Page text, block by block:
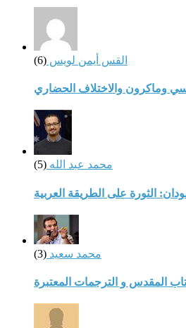
القس أيمن لويس (6)
وماكرون والاختلاف الحضاري
محمد عبد الله (5)
الثورة على الطريقة العربية
محمد سعيد (3)
المقدس و الترجمات المعتبرة